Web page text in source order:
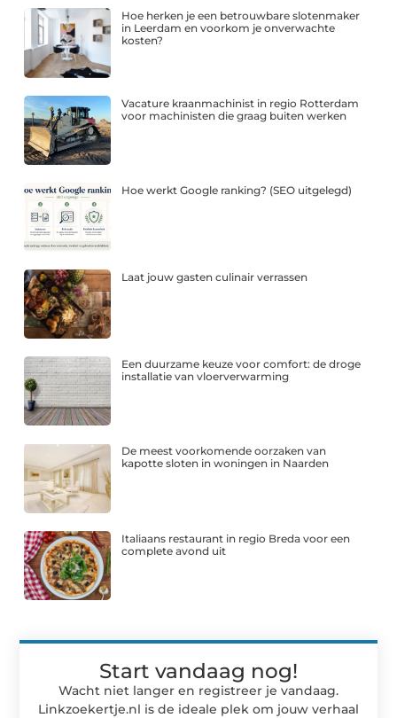
Hoe herken je een betrouwbare slotenmaker
in Leerdam en voorkom je onverwachte
kosten?
Vacature kraanmachinist in regio Rotterdam
voor machinisten die graag buiten werken
Hoe werkt Google ranking? (SEO uitgelegd)
Laat jouw gasten culinair verrassen
Een duurzame keuze voor comfort: de droge
installatie van vloerverwarming
De meest voorkomende oorzaken van
kapotte sloten in woningen in Naarden
Italiaans restaurant in regio Breda voor een
complete avond uit
Start vandaag nog!
Wacht niet langer en registreer je vandaag.
Linkzoekertje.nl is de ideale plek om jouw verhaal